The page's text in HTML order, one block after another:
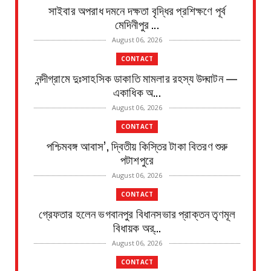
সাইবার অপরাধ দমনে দক্ষতা বৃদ্ধির প্রশিক্ষণে পূর্ব
মেদিনীপুর ...
August 06, 2026
CONTACT
নন্দীগ্রামে দুঃসাহসিক ডাকাতি মামলার রহস্য উদ্ঘাটন —
একাধিক অ...
August 06, 2026
CONTACT
পশ্চিমবঙ্গ আবাস’, দ্বিতীয় কিস্তির টাকা বিতরণ শুরু
পটাশপুরে
August 06, 2026
CONTACT
গ্রেফতার হলেন ভগবানপুর বিধানসভার প্রাক্তন তৃণমূল
বিধায়ক অর্...
August 06, 2026
CONTACT